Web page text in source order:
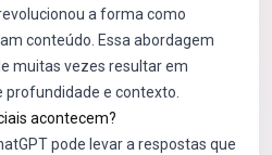
a forma como
conteúdo. Essa abordagem
muitas vezes resultar em
e contexto.
acontecem?
pode levar a respostas que